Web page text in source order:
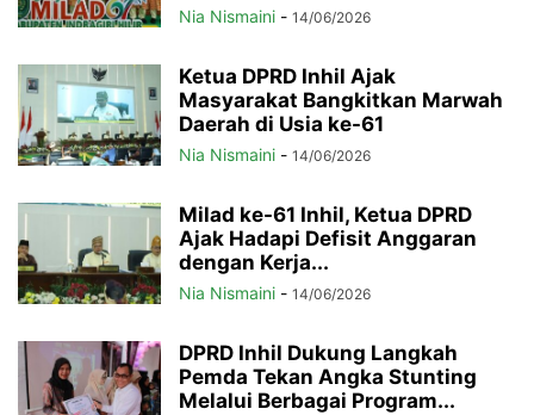
Nia Nismaini - 14/06/2026
Ketua DPRD Inhil Ajak
Masyarakat Bangkitkan Marwah
Daerah di Usia ke-61
Nia Nismaini - 14/06/2026
Milad ke-61 Inhil, Ketua DPRD
Ajak Hadapi Defisit Anggaran
dengan Kerja...
Nia Nismaini - 14/06/2026
DPRD Inhil Dukung Langkah
Pemda Tekan Angka Stunting
Melalui Berbagai Program...